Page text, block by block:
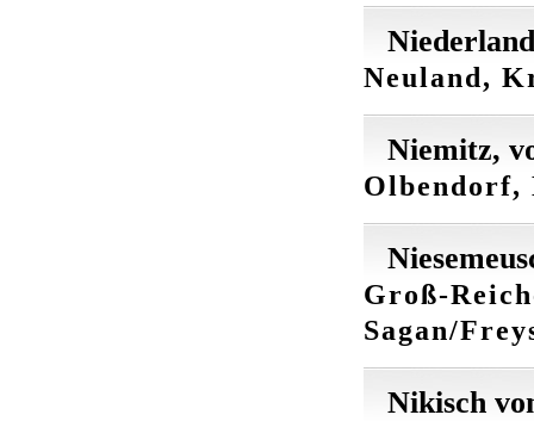
Neuland,
Niemitz,
Olbendorf,
Groß-
Sagan/
Nikisch